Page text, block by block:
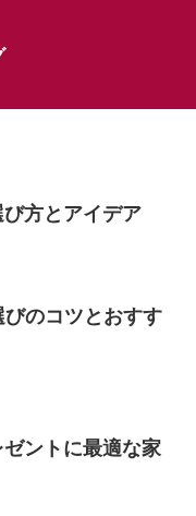
方とアイデア
のコツとおすす
ントに最適な家